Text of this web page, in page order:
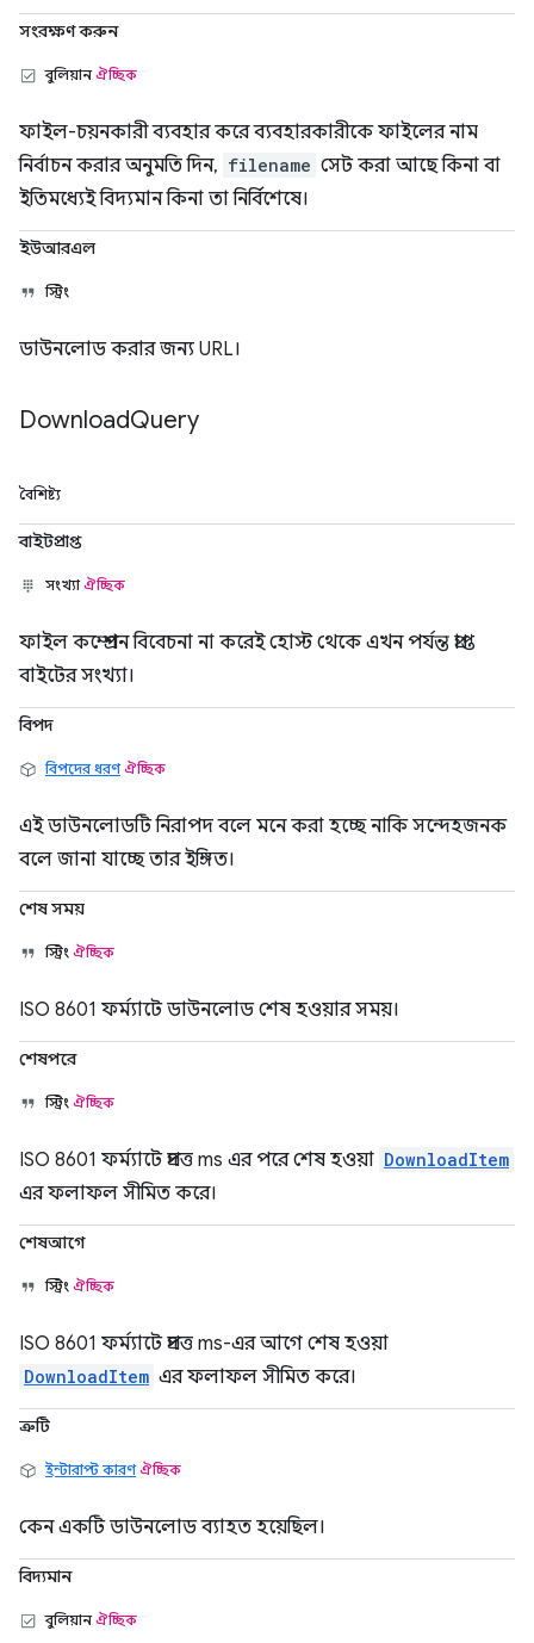
সংরক্ষণ করুন
বুলিয়ানঐচ্ছিক
ফাইল-চয়নকারী ব্যবহার করে ব্যবহারকারীকে ফাইলের নাম
নির্বাচন করার অনুমতি দিন, filename সেট করা আছে কিনা বা
ইতিমধ্যেই বিদ্যমান কিনা তা নির্বিশেষে।
ইউআরএল
স্ট্রিং
ডাউনলোড করার জন্য URL।
DownloadQuery
বৈশিষ্ট্য
বাইটপ্রাপ্ত
সংখ্যাঐচ্ছিক
ফাইল কম্প্রেশন বিবেচনা না করেই হোস্ট থেকে এখন পর্যন্ত প্রাপ্ত
বাইটের সংখ্যা।
বিপদ
বিপদের ধরণ ঐচ্ছিক
এই ডাউনলোডটি নিরাপদ বলে মনে করা হচ্ছে নাকি সন্দেহজনক
বলে জানা যাচ্ছে তার ইঙ্গিত।
শেষ সময়
স্ট্রিং ঐচ্ছিক
ISO 8601 ফর্ম্যাটে ডাউনলোড শেষ হওয়ার সময়।
শেষপরে
স্ট্রিং ঐচ্ছিক
ISO 8601 ফর্ম্যাটে প্রদত্ত ms এর পরে শেষ হওয়া DownloadItem
এর ফলাফল সীমিত করে।
শেষআগে
স্ট্রিং ঐচ্ছিক
ISO 8601 ফর্ম্যাটে প্রদত্ত ms-এর আগে শেষ হওয়া
DownloadItem এর ফলাফল সীমিত করে।
ত্রুটি
ইন্টারাপ্ট কারণ ঐচ্ছিক
কেন একটি ডাউনলোড ব্যাহত হয়েছিল।
বিদ্যমান
বুলিয়ানঐচ্ছিক